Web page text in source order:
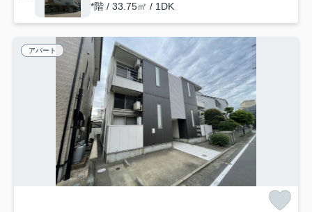
*階 / 33.75㎡ / 1DK
アパート